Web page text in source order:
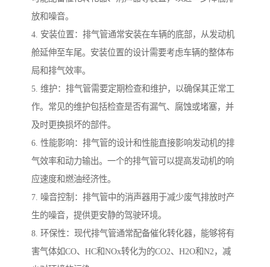
放和噪音。
4. 安装位置：排气管通常安装在车辆的底部，从发动机
舱延伸至车尾。安装位置的设计需要考虑车辆的整体布
局和排气效率。
5. 维护：排气管需要定期检查和维护，以确保其正常工
作。常见的维护包括检查是否有漏气、腐蚀或堵塞，并
及时更换损坏的部件。
6. 性能影响：排气管的设计和性能直接影响发动机的排
气效率和动力输出。一个的排气管可以提高发动机的响
应速度和燃油经济性。
7. 噪音控制：排气管中的消声器用于减少废气排放时产
生的噪音，提供更安静的驾驶环境。
8. 环保性：现代排气管通常配备催化转化器，能够将有
害气体如CO、HC和NOx转化为的CO2、H2O和N2，减